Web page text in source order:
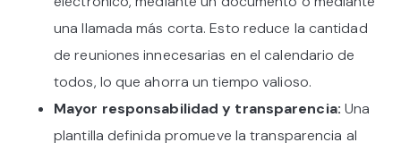
una llamada más corta. Esto reduce la cantidad
de reuniones innecesarias en el calendario de
todos, lo que ahorra un tiempo valioso.
Mayor responsabilidad y transparencia: Una
plantilla definida promueve la transparencia al